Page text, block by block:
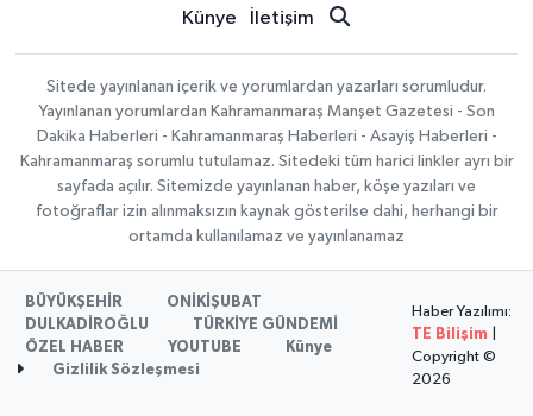
Künye
İletişim
Sitede yayınlanan içerik ve yorumlardan yazarları sorumludur.
Yayınlanan yorumlardan Kahramanmaraş Manşet Gazetesi - Son
Dakika Haberleri - Kahramanmaraş Haberleri - Asayiş Haberleri -
Kahramanmaraş sorumlu tutulamaz. Sitedeki tüm harici linkler ayrı bir
sayfada açılır. Sitemizde yayınlanan haber, köşe yazıları ve
fotoğraflar izin alınmaksızın kaynak gösterilse dahi, herhangi bir
ortamda kullanılamaz ve yayınlanamaz
BÜYÜKŞEHİR
ONİKİŞUBAT
DULKADİROĞLU
TÜRKİYE GÜNDEMİ
ÖZEL HABER
YOUTUBE
Künye
Gizlilik Sözleşmesi
Haber Yazılımı:
TE Bilişim
Copyright ©
2026